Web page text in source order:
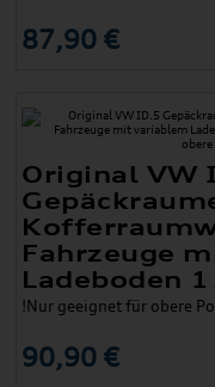
87,90 €
Original VW
Fahrzeuge
Ladeboden
!Nur geeignet für obere
90,90 €